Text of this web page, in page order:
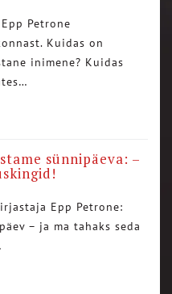
Petrone
Kuidas on
inimene? Kuidas
sünnipäeva: –
Epp Petrone:
– ja ma tahaks seda